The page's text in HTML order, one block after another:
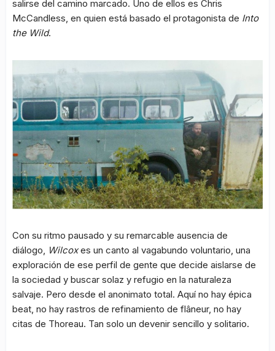
salirse del camino marcado. Uno de ellos es Chris
McCandless, en quien está basado el protagonista de Into
the Wild.
Con su ritmo pausado y su remarcable ausencia de
diálogo, Wilcoxes un canto al vagabundo voluntario, una
exploración de ese perfil de gente que decide aislarse de
la sociedad y buscar solaz y refugio en la naturaleza
salvaje. Pero desde el anonimato total. Aquí no hay épica
beat, no hay rastros de refinamiento de flâneur, no hay
citas de Thoreau. Tan solo un devenir sencillo y solitario.